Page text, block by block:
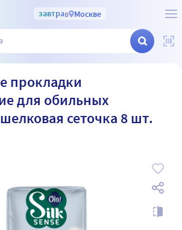
завтрав Москве
прокладки
для обильных
сеточка 8 шт.